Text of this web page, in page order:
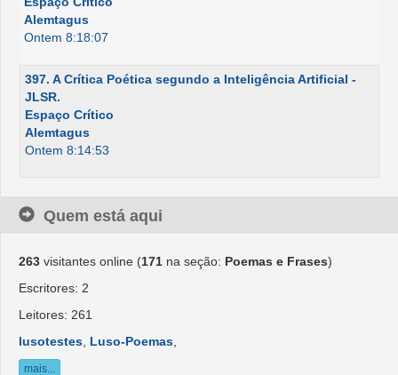
Alemtagus
Ontem 8:18:07
397. A Crítica Poética segundo a Inteligência Artificial -
JLSR.
Espaço Crítico
Alemtagus
Ontem 8:14:53
Quem está aqui
263 visitantes online (171 na seção: Poemas e Frases)
Escritores: 2
Leitores: 261
lusotestes Luso-Poemas
mais...